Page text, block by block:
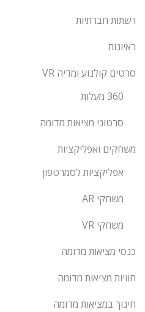
רשתות חברתיות
ראיונות
סרטים קולנוע ומדיה VR
360 מעלות
סרטוני מציאות מדומה
משחקים ואפליקציות
אפליקציות לסמרטפון
משחקי AR
משחקי VR
כנסי מציאות מדומה
חוויות מציאות מדומה
חינוך במציאות מדומה